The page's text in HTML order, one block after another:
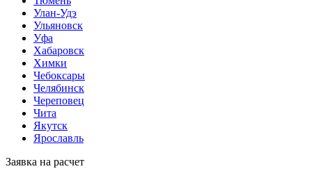
Улан-Удэ
Ульяновск
Уфа
Хабаровск
Химки
Чебоксары
Челябинск
Череповец
Чита
Якутск
Ярославль
Заявка на расчет